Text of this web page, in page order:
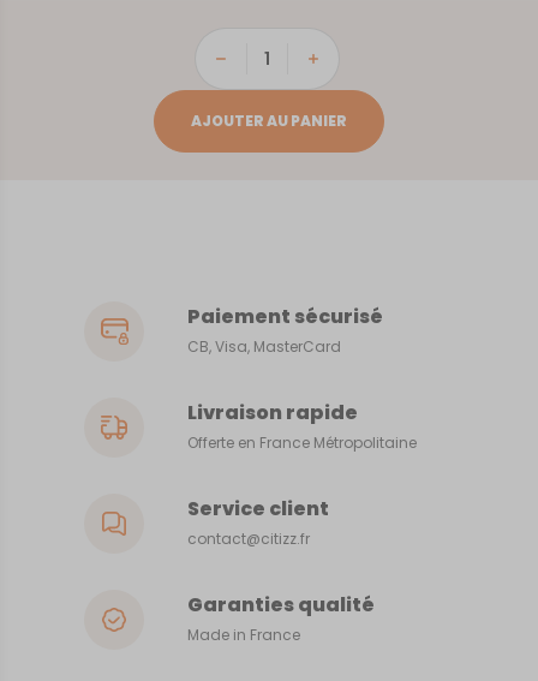
quantité
Copenhague
AJOUTER AU PANIER
Paiement sécurisé
CB, Visa, MasterCard
Livraison rapide
Offerte en France Métropolitaine
Service client
contact@citizz.fr
Garanties qualité
Made in France